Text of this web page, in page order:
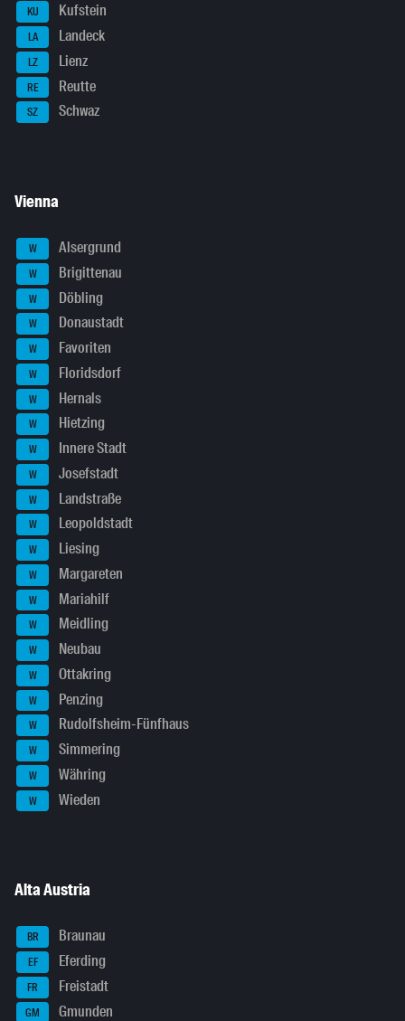
KU Kufstein
LA Landeck
LZ Lienz
RE Reutte
SZ Schwaz
Vienna
W Alsergrund
W Brigittenau
W Döbling
W Donaustadt
W Favoriten
W Floridsdorf
W Hernals
W Hietzing
W Innere Stadt
W Josefstadt
W Landstraße
W Leopoldstadt
W Liesing
W Margareten
W Mariahilf
W Meidling
W Neubau
W Ottakring
W Penzing
W Rudolfsheim-Fünfhaus
W Simmering
W Währing
W Wieden
Alta Austria
BR Braunau
EF Eferding
FR Freistadt
GM Gmunden